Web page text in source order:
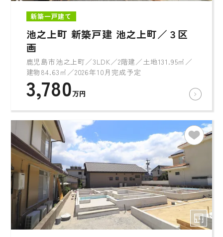
新築一戸建て
池之上町 新築戸建 池之上町／３区
画
鹿児島市池之上町／3LDK／2階建／土地131.95㎡／
建物84.63㎡／2026年10月完成予定
3,780万円